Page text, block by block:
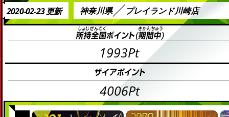
2020-02-23 更新 神奈川県 プレイランド川崎店
1993Pt
4006Pt